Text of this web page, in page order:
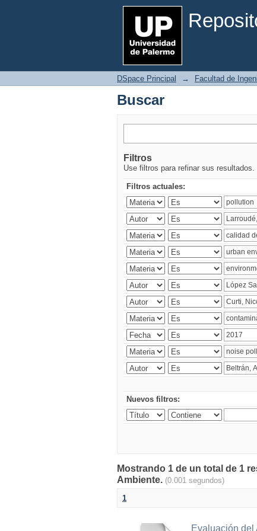
Buscar
DSpace Principal → Facultad de
Buscar
Filtros
Use filtros para refinar sus resultados.
Filtros actuales:
Nuevos filtros:
Mostrando 1 de un total de 1
Ambiente. (0.001 segundos)
1
Evaluación del